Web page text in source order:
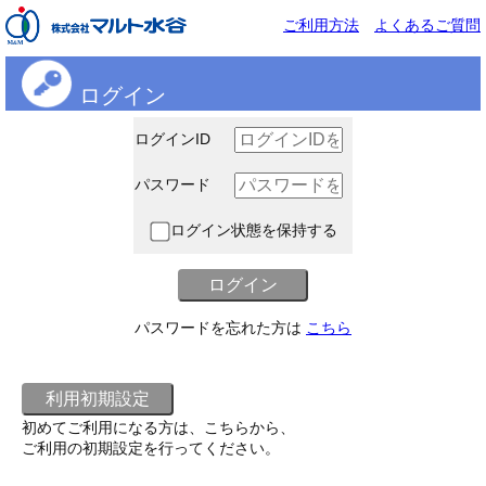
ご利用方法 よくあるご質問
ログイン
ログインID
パスワード
ログイン状態を保持する
パスワードを忘れた方は こちら
初めてご利用になる方は、こちらから、
ご利用の初期設定を行ってください。